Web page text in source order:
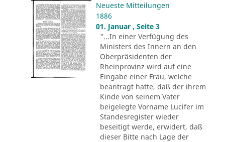
Neueste Mitteilungen
1886
01. Januar , Seite 3
"...In einer Verfügung des
Ministers des Innern an den
Oberpräsidenten der
Rheinprovinz wird auf eine
Eingabe einer Frau, welche
beantragt hatte, daß der ihrem
Kinde von seinem Vater
beigelegte Vorname Lucifer im
Standesregister wieder
beseitigt werde, erwidert, daß
dieser Bitte nach Lage der